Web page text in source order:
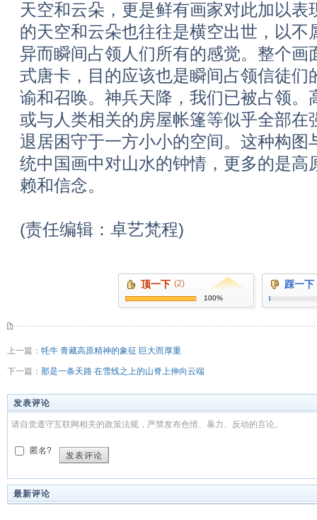
天空和云朵，更是鲜有画家对此加以表
的天空和云朵也往往是横空出世，以不
异而瞬间占领人们所有的感觉。整个画
式唐卡，目的应该也是瞬间占领信徒们
谕和召唤。神兵天降，我们已被占领。
或与人类相关的房屋帐篷等似乎全部在
退居困守于一方小小的空间。这种构图
统中国画中对山水的钟情，更多的是高
赖和信念。
(责任编辑：卓艺梵程)
顶一下 (2)
100%
踩一下
上一篇： 牦牛 青藏高原精神的象征 巨大而厚重
下一篇： 那是一条天路 在雪线之上的山脊上伸向云端
发表评论
请自觉遵守互联网相关的政策法规，严禁发布色情、暴力、反动的言论。
匿名?
发表评论
最新评论